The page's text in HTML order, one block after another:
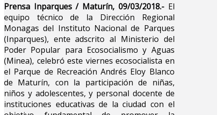
Prensa Inparques / Maturín, 09/03/2018.-El
equipo técnico de la Dirección Regional
Monagas del Instituto Nacional de Parques
(Inparques), ente adscrito al Ministerio del
Poder Popular para Ecosocialismo y Aguas
(Minea), celebró este viernes ecosocialista en
el Parque de Recreación Andrés Eloy Blanco
de Maturín, con la participación de niñas,
niños y adolescentes, y personal docente de
instituciones educativas de la ciudad con el